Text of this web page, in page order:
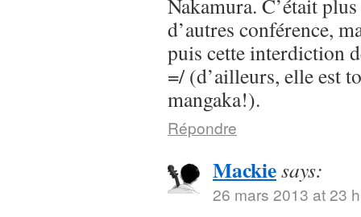
Nakamura. C’était
d’autres conférence,
puis cette interdiction
=/ (d’ailleurs, elle est
mangaka!).
Répondre
Mackiesays:
26 mars 2013 at 23